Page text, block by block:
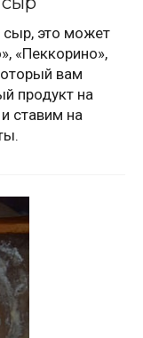
это может
«Пеккорино»,
вам
продукт на
ставим на